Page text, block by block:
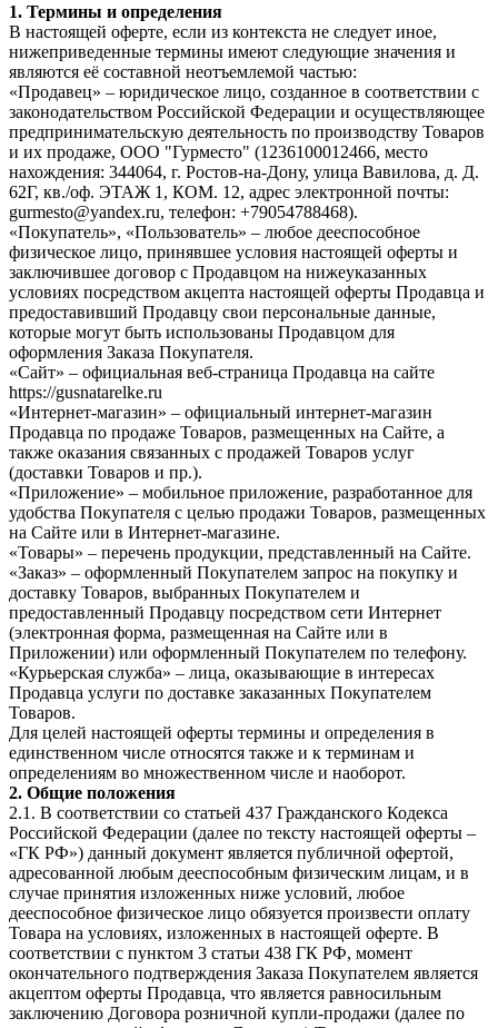
1. Термины и определения
В настоящей оферте, если из контекста не следует иное,
нижеприведенные термины имеют следующие значения и
являются её составной неотъемлемой частью:
«Продавец» – юридическое лицо, созданное в соответствии с
законодательством Российской Федерации и осуществляющее
предпринимательскую деятельность по производству Товаров
и их продаже, ООО "Гурместо" (1236100012466, место
нахождения: 344064, г. Ростов-на-Дону, улица Вавилова, д. Д.
62Г, кв./оф. ЭТАЖ 1, КОМ. 12, адрес электронной почты:
gurmesto@yandex.ru, телефон: +79054788468).
«Покупатель», «Пользователь» – любое дееспособное
физическое лицо, принявшее условия настоящей оферты и
заключившее договор с Продавцом на нижеуказанных
условиях посредством акцепта настоящей оферты Продавца и
предоставивший Продавцу свои персональные данные,
которые могут быть использованы Продавцом для
оформления Заказа Покупателя.
«Сайт» – официальная веб-страница Продавца на сайте
https://gusnatarelke.ru
«Интернет-магазин» – официальный интернет-магазин
Продавца по продаже Товаров, размещенных на Сайте, а
также оказания связанных с продажей Товаров услуг
(доставки Товаров и пр.).
«Приложение» – мобильное приложение, разработанное для
удобства Покупателя с целью продажи Товаров, размещенных
на Сайте или в Интернет-магазине.
«Товары» – перечень продукции, представленный на Сайте.
«Заказ» – оформленный Покупателем запрос на покупку и
доставку Товаров, выбранных Покупателем и
предоставленный Продавцу посредством сети Интернет
(электронная форма, размещенная на Сайте или в
Приложении) или оформленный Покупателем по телефону.
«Курьерская служба» – лица, оказывающие в интересах
Продавца услуги по доставке заказанных Покупателем
Товаров.
Для целей настоящей оферты термины и определения в
единственном числе относятся также и к терминам и
определениям во множественном числе и наоборот.
2. Общие положения
2.1. В соответствии со статьей 437 Гражданского Кодекса
Российской Федерации (далее по тексту настоящей оферты –
«ГК РФ») данный документ является публичной офертой,
адресованной любым дееспособным физическим лицам, и в
случае принятия изложенных ниже условий, любое
дееспособное физическое лицо обязуется произвести оплату
Товара на условиях, изложенных в настоящей оферте. В
соответствии с пунктом 3 статьи 438 ГК РФ, момент
окончательного подтверждения Заказа Покупателем является
акцептом оферты Продавца, что является равносильным
заключению Договора розничной купли-продажи (далее по